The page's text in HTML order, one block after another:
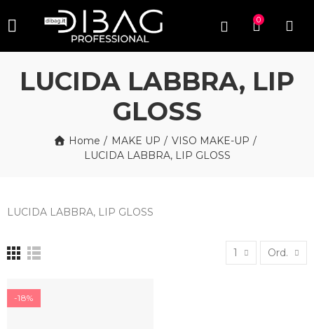
0
LUCIDA LABBRA, LIP
GLOSS
Home MAKE UP
VISO MAKE-UP
LUCIDA LABBRA, LIP GLOSS
LUCIDA LABBRA, LIP GLOSS
1 Ord.
-18%